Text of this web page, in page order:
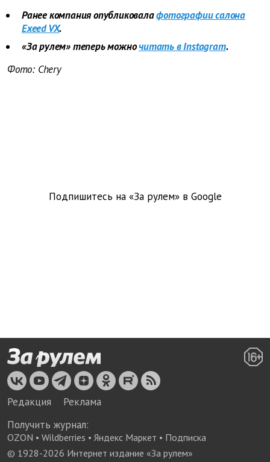
Ранее компания опубликовалафотографии салона
Exeed VX.
«За рулем» теперь можно читать в Instagram.
Фото: Chery
Подпишитесь на «За рулем» в Google
Редакция
Реклама
Получить журнал:
OZON • Wildberries • Яндекс Маркет • Подписка
© 1928-2026 Интернет издание «За рулем»